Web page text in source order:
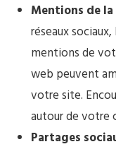
Mentions de
réseaux
mentions de
web peuvent
votre site.
autour de votre
Partages